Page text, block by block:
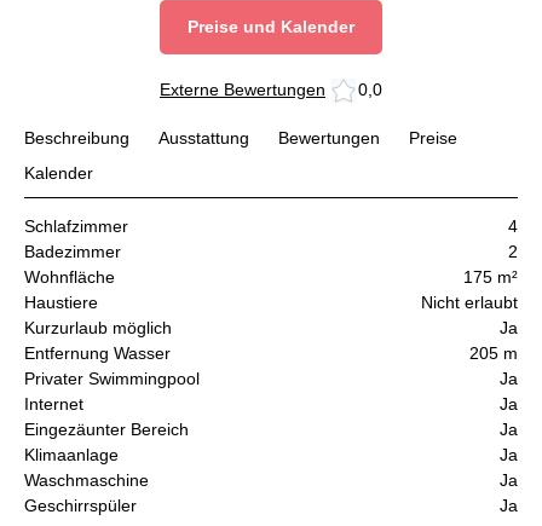
Preise und Kalender
Externe Bewertungen 0,0
Beschreibung Ausstattung Bewertungen
Preise
Kalender
Schlafzimmer
4
Badezimmer
2
Wohnfläche
175 m²
Haustiere
Nicht erlaubt
Kurzurlaub möglich
Ja
Entfernung Wasser
205 m
Privater Swimmingpool
Ja
Internet
Ja
Eingezäunter Bereich
Ja
Klimaanlage
Ja
Waschmaschine
Ja
Geschirrspüler
Ja